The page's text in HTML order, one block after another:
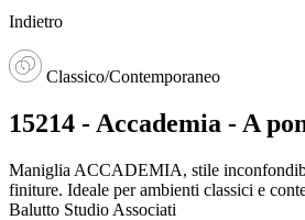
Indietro
Classico/Contemporaneo
15214 - Accademia - A
Maniglia ACCADEMIA, stile
finiture. Ideale per ambienti classici e
Balutto Studio Associati